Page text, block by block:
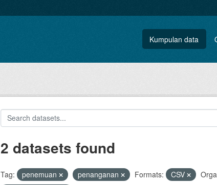
Kumpulan data
2 datasets found
Tag: penemuan penanganan Formats: CSV